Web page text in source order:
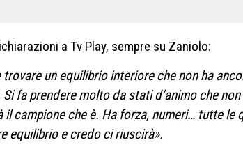
a Tv Play, sempre su Zaniolo:
trovare un equilibrio interiore che non ha
fa prendere molto da stati d’animo che
il campione che è. Ha forza, numeri… tutte le
equilibrio e credo ci riuscirà».